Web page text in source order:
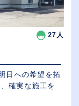
27人
日への希望を拓
確実な施工を